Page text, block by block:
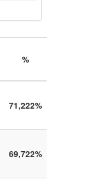
%
71,222%
69,722%